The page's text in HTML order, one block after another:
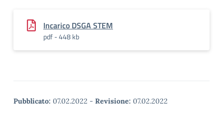
Incarico DSGA STEM
pdf - 448 kb
Pubblicato: 07.02.2022 - Revisione: 07.02.2022